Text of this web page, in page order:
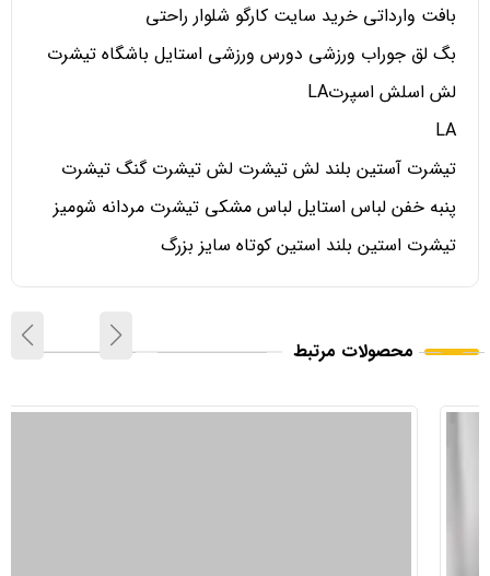
بافت وارداتی خرید سایت کارگو شلوار راحتی
بگ لق جوراب ورزشی دورس ورزشی استایل باشگاه تیشرت
لش اسلش اسپرتLA
LA
تیشرت آستین بلند لش تیشرت لش تیشرت گنگ تیشرت
پنبه خفن لباس استایل لباس مشکی تیشرت مردانه شومیز
تیشرت استین بلند استین کوتاه سایز بزرگ
محصولات مرتبط